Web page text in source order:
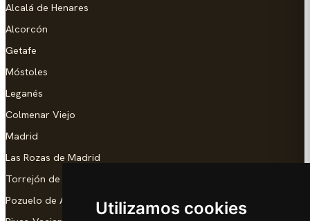
Utilizamos cookies
Alcalá de Henares
Alcorcón
Getafe
Móstoles
Leganés
Colmenar Viejo
Madrid
Las Rozas de Madrid
Torrejón de Ardoz
Pozuelo de Alarcón